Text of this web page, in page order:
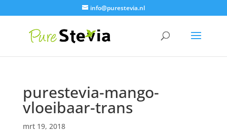
info@purestevia.nl
purestevia-mango-
vloeibaar-trans
mrt 19, 2018